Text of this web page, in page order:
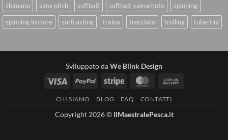
shimano
slow pitch softbait softbait yamamoto
spinning
spinning inshore
surfcasting traina trecciato trolling tubertini
Sviluppato daWe Blink Design
Visa
PayPal Stripe MasterCard
CHI SIAMO BLOG FAQ CONTATTI
Copyright 2026 © IlMaestralePesca.it